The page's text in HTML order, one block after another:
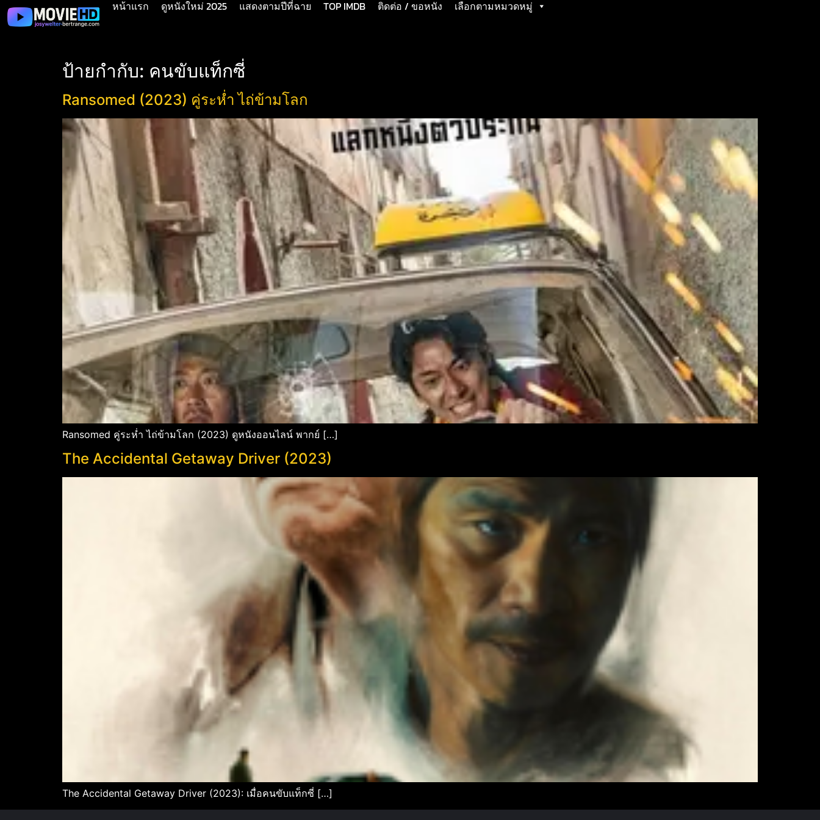
หน้าแรก ดูหนังใหม่ 2025 แสดงตามปีที่ฉาย TOP IMDB ติดต่อ / ขอหนัง เลือกตามหมวดหมู่
ป้ายกำกับ: คนขับแท็กซี่
Ransomed (2023) คู่ระห่ำ ไถ่ข้ามโลก
Ransomed คู่ระห่ำ ไถ่ข้ามโลก (2023) ดูหนังออนไลน์ พากย์ […]
The Accidental Getaway Driver (2023)
The Accidental Getaway Driver (2023): เมื่อคนขับแท็กซี่ […]